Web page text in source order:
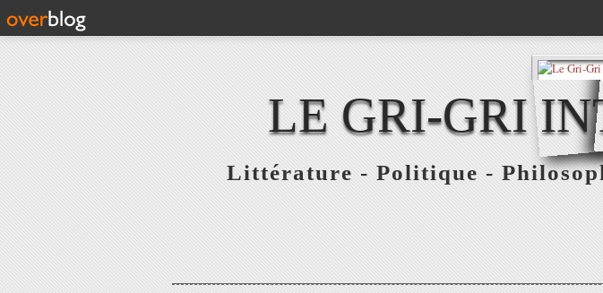
LE GRI-GRI
Littérature - Politique -